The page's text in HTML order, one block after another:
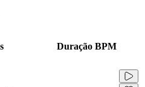
Duração BPM